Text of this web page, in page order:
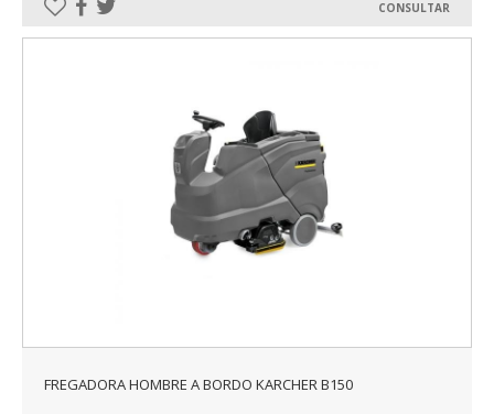
CONSULTAR
FREGADORA HOMBRE A BORDO KARCHER B150